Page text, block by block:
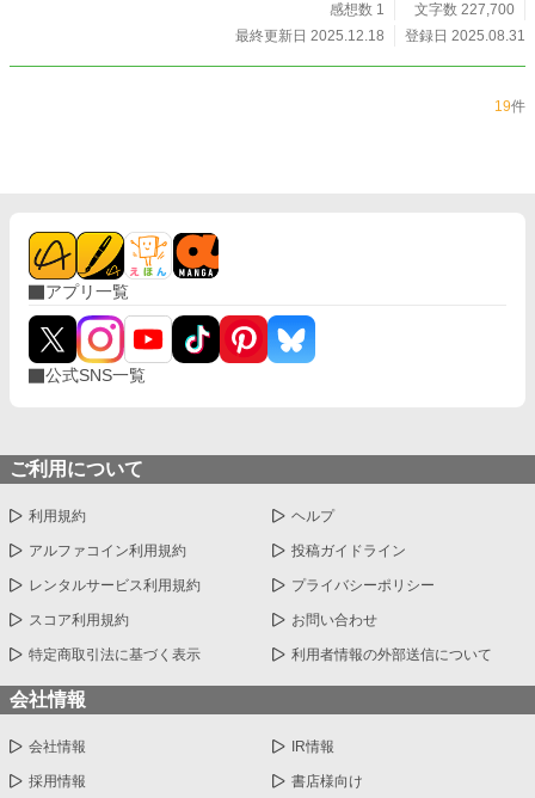
感想数 1
文字数 227,700
最終更新日 2025.12.18
登録日 2025.08.31
19件
アプリ一覧
公式SNS一覧
ご利用について
利用規約 ヘルプ
アルファコイン利用規約 投稿ガイドライン
レンタルサービス利用規約 プライバシーポリシー
スコア利用規約 お問い合わせ
特定商取引法に基づく表示 利用者情報の外部送信について
会社情報
会社情報 IR情報
採用情報 書店様向け